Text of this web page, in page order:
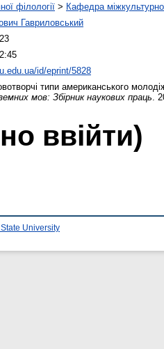
філології > Кафедра
Гавриловський
id/eprint/5828
типи американського
мов: Збірник наукових праць.
ввійти)
University